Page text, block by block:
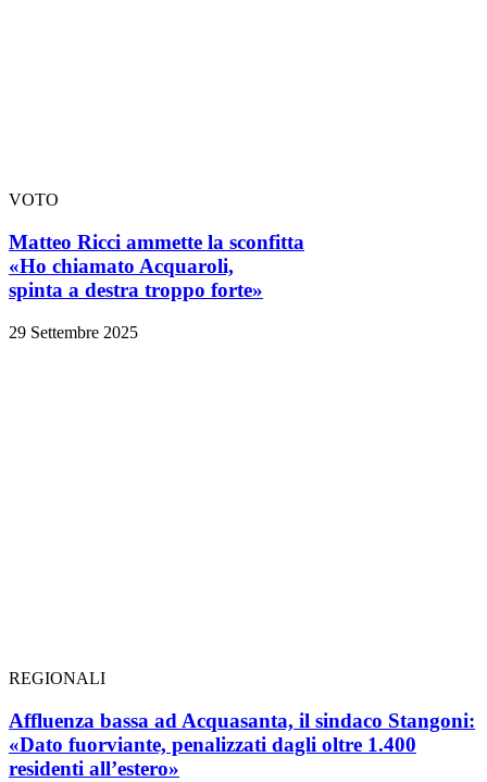
VOTO
Matteo Ricci ammette la sconfitta
«Ho chiamato Acquaroli,
spinta a destra troppo forte»
29 Settembre 2025
REGIONALI
Affluenza bassa ad Acquasanta, il sindaco Stangoni:
«Dato fuorviante, penalizzati dagli oltre 1.400
residenti all’estero»